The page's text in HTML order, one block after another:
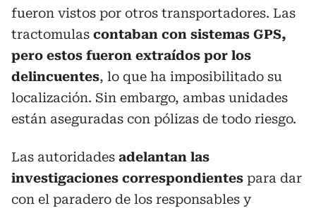
fueron vistos por otros transportadores. Las
tractomulas contaban con sistemas GPS,
pero estos fueron extraídos por los
delincuentes, lo que ha imposibilitado su
localización. Sin embargo, ambas unidades
están aseguradas con pólizas de todo riesgo.
Las autoridades adelantan las
investigaciones correspondientes para dar
con el paradero de los responsables y